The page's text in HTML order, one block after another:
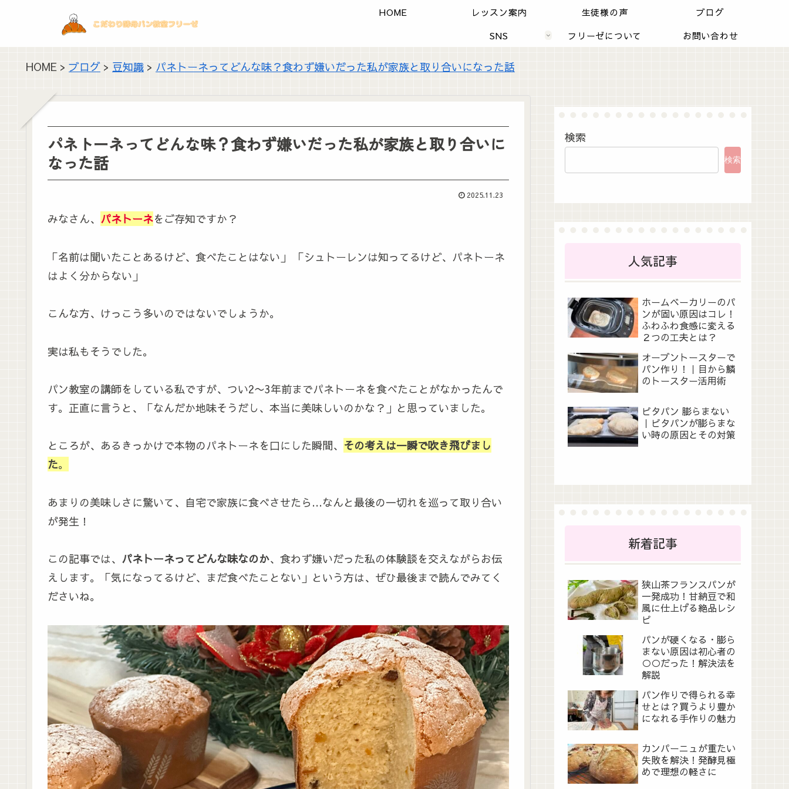
HOME レッスン案内 生徒様の声
ブログ
SNS
フリーゼについて お問い合わせ
HOME > ブログ > 豆知識 > パネトーネってどんな味？食わず嫌いだった私が家族と取り合いになった話
パネトーネってどんな味？食わず嫌いだった私が家族と取り合いに
なった話
2025.11.23
みなさん、 パネトーネをご存知ですか？
「名前は聞いたことあるけど、食べたことはない」 「シュトーレンは知ってるけど、パネトーネ
はよく分からない」
こんな方、けっこう多いのではないでしょうか。
実は私もそうでした。
パン教室の講師をしている私ですが、つい2〜3年前までパネトーネを食べたことがなかったんで
す。正直に言うと、「なんだか地味そうだし、本当に美味しいのかな？」と思っていました。
ところが、あるきっかけで本物のパネトーネを口にした瞬間、 その考えは一瞬で吹き飛びまし
た。
あまりの美味しさに驚いて、自宅で家族に食べさせたら…なんと最後の一切れを巡って取り合い
が発生！
この記事では、 パネトーネってどんな味なのか、食わず嫌いだった私の体験談を交えながらお伝
えします。「気になってるけど、まだ食べたことない」という方は、ぜひ最後まで読んでみてく
ださいね。
検索
検索
人気記事
ホームベーカリーのパ
ンが固い原因はコレ！
ふわふわ食感に変える
２つの工夫とは？
オーブントースターで
パン作り！｜目から鱗
のトースター活用術
ピタパン 膨らまない
｜ピタパンが膨らまな
い時の原因とその対策
新着記事
狭山茶フランスパンが
一発成功！甘納豆で和
風に仕上げる絶品レシ
ピ
パンが硬くなる・膨ら
まない原因は初心者の
○○だった！解決法を
解説
パン作りで得られる幸
せとは？買うより豊か
になれる手作りの魅力
カンパーニュが重たい
失敗を解決！発酵見極
めで理想の軽さに